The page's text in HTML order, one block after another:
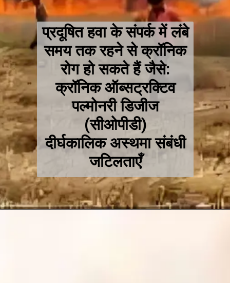
प्रदूषित हवा के संपर्क में लंबे
समय तक रहने से क्रॉनिक
रोग हो सकते हैं जैसे:
क्रॉनिक ऑब्सट्रक्टिव
पल्मोनरी डिजीज
(सीओपीडी)
दीर्घकालिक अस्थमा संबंधी
जटिलताएँ